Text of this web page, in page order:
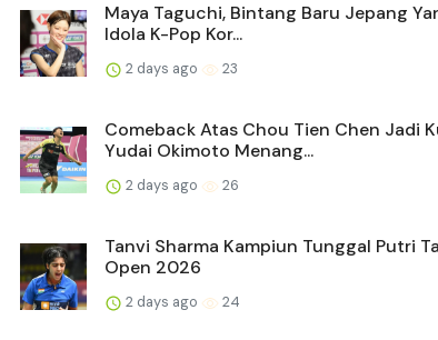
Maya Taguchi, Bintang Baru Jepang
Idola K-Pop Kor...
2 days ago 23
Comeback Atas Chou Tien Chen Jadi
Yudai Okimoto Menang...
2 days ago 26
Tanvi Sharma Kampiun Tunggal Putri
Open 2026
2 days ago 24